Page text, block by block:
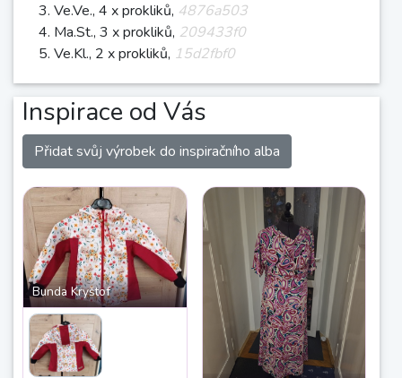
Ve.Ve., 4 x prokliků, 4876a503
Ma.St., 3 x prokliků, 209433f0
Ve.Kl., 2 x prokliků, 15d2fbf0
Inspirace od Vás
Přidat svůj výrobek do inspiračního alba
Bunda Kryštof